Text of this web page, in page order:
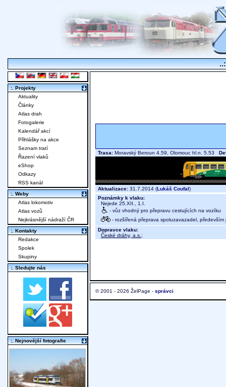
Trasa: Moravský Beroun 4.59, Olomouc hl.n. 5.53
Aktualizace: 31.7.2014 (Lukáš Coufal)
Poznámky k vlaku:
Nejede 25.XII., 1.I.
- vůz vhodný pro přepravu cestujících na vozíku
- rozšířená přeprava spoluzavazadel, především
Dopravce vlaku:
České dráhy, a.s. ;
© 2001 - 2026 ŽelPage - správci
:. Projekty
Aktuality
Články
Atlas drah
Fotogalerie
Kalendář akcí
Přihlášky na akce
Seznam tratí
Řazení vlaků
eShop
Odkazy
RSS kanál
:. Weby
Atlas lokomotiv
Atlas vozů
Nejkrásnější nádraží ČR
:. Kontakty
Redakce
Spolek
Skupiny
:. Sledujte nás
:. Nejnovější fotografie